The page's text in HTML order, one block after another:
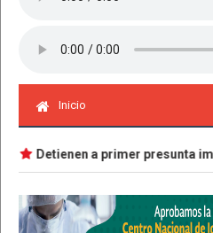
Inicio
Detienen a primer presunta